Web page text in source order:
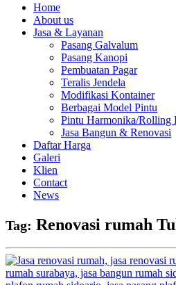
Home
About us
Jasa & Layanan
Pasang Galvalum
Pasang Kanopi
Pembuatan Pagar
Teralis Jendela
Modifikasi Kontainer
Berbagai Model Pintu
Pintu Harmonika/Rolling
Jasa Bangun & Renovasi
Daftar Harga
Galeri
Klien
Contact
News
Tag: Renovasi rumah